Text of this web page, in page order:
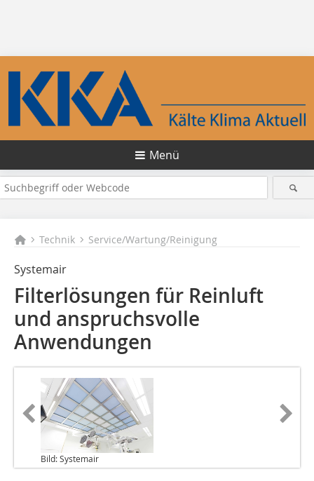
Menü
Technik Service/Wartung/Reinigung
Systemair
Filterlösungen für Reinluft
und anspruchsvolle
Anwendungen
Bild: Systemair